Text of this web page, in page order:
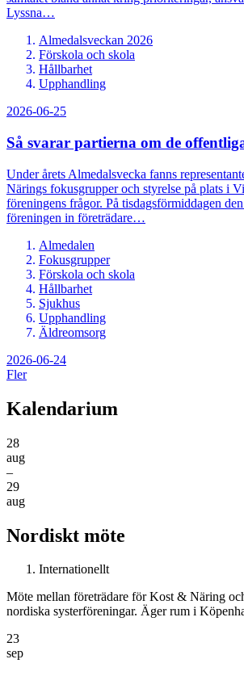
Lyssna…
Almedalsveckan 2026
Förskola och skola
Hållbarhet
Upphandling
2026-06-25
Så svarar partierna om de
Under årets Almedalsvecka fanns
Närings fokusgrupper och styrelse på plats i
föreningens frågor. På tisdagsförmiddagen
föreningen in företrädare…
Almedalen
Fokusgrupper
Förskola och skola
Hållbarhet
Sjukhus
Upphandling
Äldreomsorg
2026-06-24
Fler
Kalendarium
28
aug
–
29
aug
Nordiskt möte
Internationellt
Möte mellan företrädare för Kost & Näring
nordiska systerföreningar. Äger rum i
23
sep